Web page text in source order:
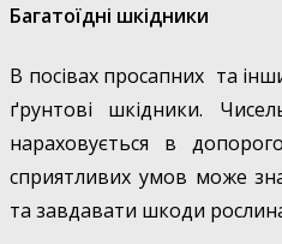
Багатоїдні шкідники
В посівах просапних та
ґрунтові шкідники.
нараховується в
сприятливих умов може
та завдавати шкоди